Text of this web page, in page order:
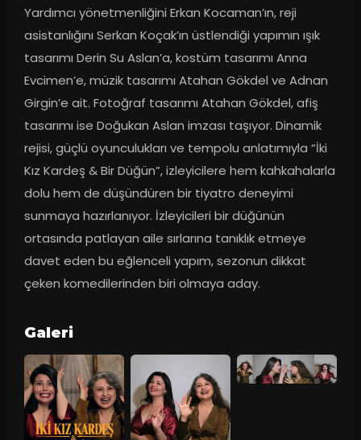
Yardımcı yönetmenliğini Erkan Kocaman’ın, reji
asistanlığını Serkan Koçak’ın üstlendiği yapımın ışık
tasarımı Derin Su Aslan’a, kostüm tasarımı Anna
Evcimen’e, müzik tasarımı Atahan Gökdel ve Adnan
Girgin’e ait. Fotoğraf tasarımı Atahan Gökdel, afiş
tasarımı ise Doğukan Aslan imzası taşıyor. Dinamik
rejisi, güçlü oyunculukları ve tempolu anlatımıyla “İki
Kız Kardeş & Bir Düğün”, izleyicilere hem kahkahalarla
dolu hem de düşündüren bir tiyatro deneyimi
sunmaya hazırlanıyor. İzleyicileri bir düğünün
ortasında patlayan aile sırlarına tanıklık etmeye
davet eden bu eğlenceli yapım, sezonun dikkat
çeken komedilerinden biri olmaya aday.
Galeri